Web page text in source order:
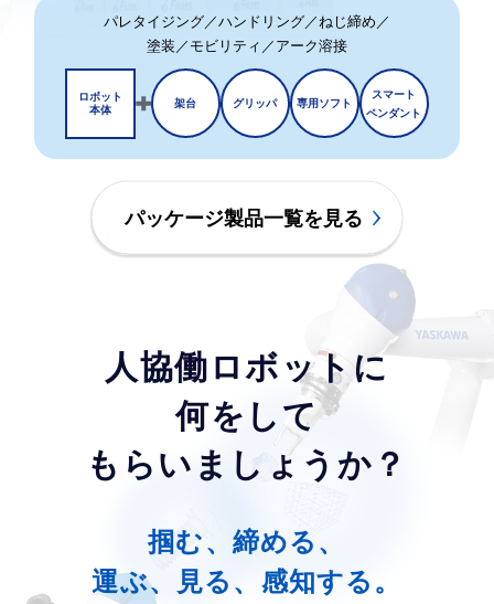
パレタイジング／ハンドリング／ねじ締め／
塗装／モビリティ／アーク溶接
ロボット
本体
架台 グリッパ 専用ソフト
スマート
ペンダント
パッケージ製品一覧を見る
人協働ロボットに
何をして
もらいましょうか？
掴む、締める、
運ぶ、見る、感知する。